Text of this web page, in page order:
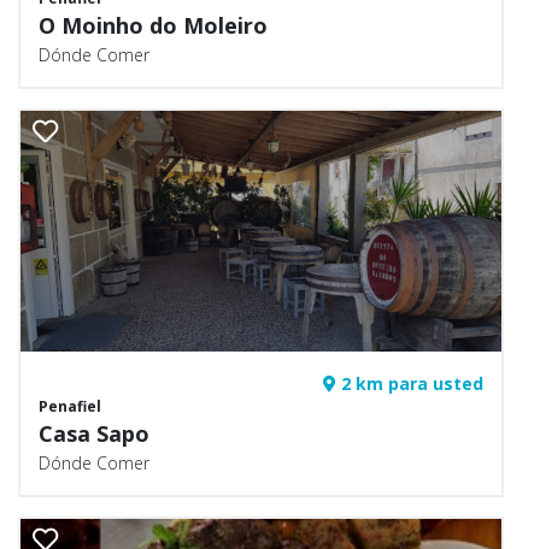
O Moinho do Moleiro
Dónde Comer
2 km para usted
Penafiel
Casa Sapo
Dónde Comer